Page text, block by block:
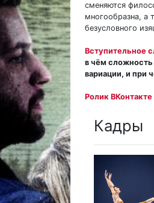
сменяются
многообразна, а
безусловного
Вступительное
в чём
вариации, и при
Ролик ВКонтакте
Кадры